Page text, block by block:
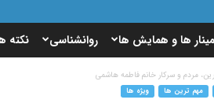
ها و همایش ها روانشناسی نکته
مردم و سرکار خانم فاطمه هاشمی
مهم ترین ها ویژه ها